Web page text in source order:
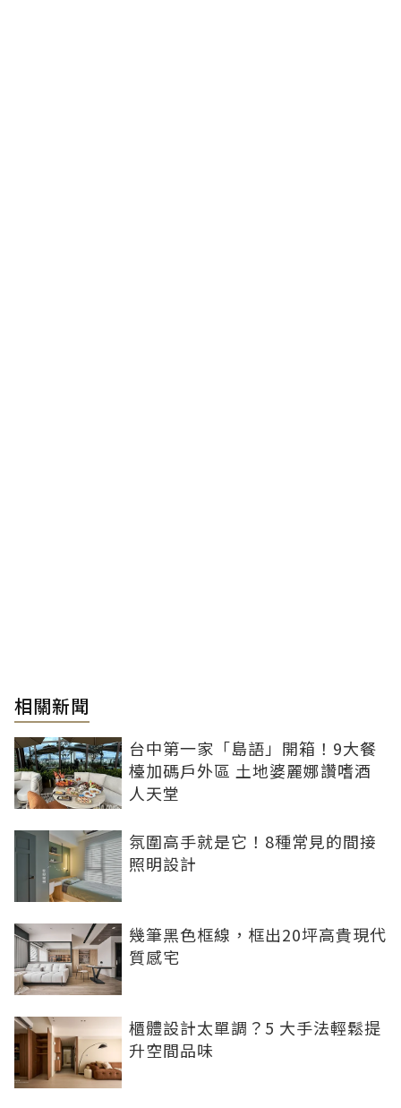
相關新聞
台中第一家「島語」開箱！9大餐
檯加碼戶外區 土地婆麗娜讚嗜酒
人天堂
氛圍高手就是它！8種常見的間接
照明設計
幾筆黑色框線，框出20坪高貴現代
質感宅
櫃體設計太單調？5 大手法輕鬆提
升空間品味